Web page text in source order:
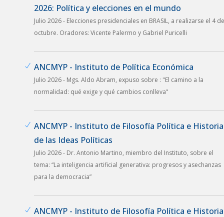
2026: Política y elecciones en el mundo
Julio 2026 - Elecciones presidenciales en BRASIL, a realizarse el 4 de
octubre. Oradores: Vicente Palermo y Gabriel Puricelli
ANCMYP - Instituto de Política Económica
Julio 2026 - Mgs. Aldo Abram, expuso sobre : "El camino a la
normalidad: qué exige y qué cambios conlleva"
ANCMYP - Instituto de Filosofía Política e Historia
de las Ideas Políticas
Julio 2026 - Dr. Antonio Martino, miembro del Instituto, sobre el
tema: “La inteligencia artificial generativa: progresos y asechanzas
para la democracia”
ANCMYP - Instituto de Filosofía Política e Historia